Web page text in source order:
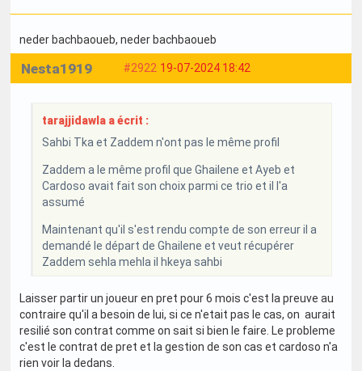
neder bachbaoueb, neder bachbaoueb
#2922 19-07-2024 18:42
Nesta1919
tarajjidawla a écrit :
Sahbi Tka et Zaddem n'ont pas le même profil
Zaddem a le même profil que Ghailene et Ayeb et
Cardoso avait fait son choix parmi ce trio et il l'a
assumé
Maintenant qu'il s'est rendu compte de son erreur il a
demandé le départ de Ghailene et veut récupérer
Zaddem sehla mehla il hkeya sahbi
Laisser partir un joueur en pret pour 6 mois c'est la preuve au
contraire qu'il a besoin de lui, si ce n'etait pas le cas, on aurait
resilié son contrat comme on sait si bien le faire. Le probleme
c'est le contrat de pret et la gestion de son cas et cardoso n'a
rien voir la dedans.